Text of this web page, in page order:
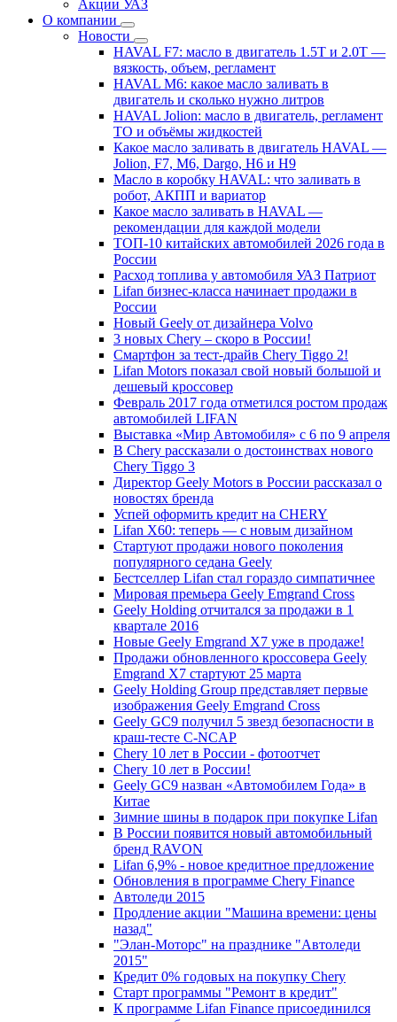
Акции УАЗ
О компании
Новости
HAVAL F7: масло в двигатель 1.5T и 2.0T —
вязкость, объем, регламент
HAVAL M6: какое масло заливать в
двигатель и сколько нужно литров
HAVAL Jolion: масло в двигатель, регламент
ТО и объёмы жидкостей
Какое масло заливать в двигатель HAVAL —
Jolion, F7, M6, Dargo, H6 и H9
Масло в коробку HAVAL: что заливать в
робот, АКПП и вариатор
Какое масло заливать в HAVAL —
рекомендации для каждой модели
ТОП-10 китайских автомобилей 2026 года в
России
Расход топлива у автомобиля УАЗ Патриот
Lifan бизнес-класса начинает продажи в
России
Новый Geely от дизайнера Volvo
3 новых Chery – скоро в России!
Смартфон за тест-драйв Chery Tiggo 2!
Lifan Motors показал свой новый большой и
дешевый кроссовер
Февраль 2017 года отметился ростом продаж
автомобилей LIFAN
Выставка «Мир Автомобиля» с 6 по 9 апреля
В Chery рассказали о достоинствах нового
Chery Tiggo 3
Директор Geely Motors в России рассказал о
новостях бренда
Успей оформить кредит на CHERY
Lifan X60: теперь — с новым дизайном
Стартуют продажи нового поколения
популярного седана Geely
Бестселлер Lifan стал гораздо симпатичнее
Мировая премьера Geely Emgrand Cross
Geely Holding отчитался за продажи в 1
квартале 2016
Новые Geely Emgrand X7 уже в продаже!
Продажи обновленного кроссовера Geely
Emgrand X7 стартуют 25 марта
Geely Holding Group представляет первые
изображения Geely Emgrand Cross
Geely GC9 получил 5 звезд безопасности в
краш-тесте C-NCAP
Chery 10 лет в России - фотоотчет
Chery 10 лет в России!
Geely GC9 назван «Автомобилем Года» в
Китае
Зимние шины в подарок при покупке Lifan
В России появится новый автомобильный
бренд RAVON
Lifan 6,9% - новое кредитное предложение
Обновления в программе Chery Finance
Автоледи 2015
Продление акции "Машина времени: цены
назад"
"Элан-Моторс" на празднике "Автоледи
2015"
Кредит 0% годовых на покупку Chery
Старт программы "Ремонт в кредит"
К программе Lifan Finance присоединился